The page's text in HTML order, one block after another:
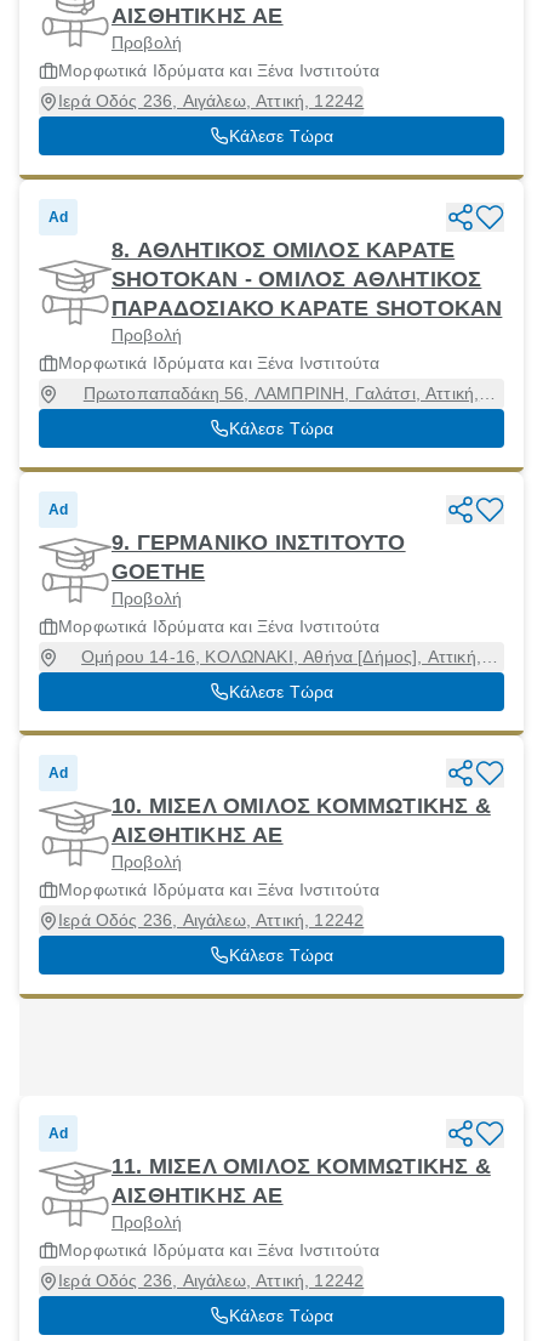
ΑΙΣΘΗΤΙΚΗΣ ΑΕ
Προβολή
Μορφωτικά Ιδρύματα και Ξένα Ινστιτούτα
Ιερά Οδός 236, Αιγάλεω, Αττική, 12242
Κάλεσε Τώρα
Ad
8. ΑΘΛΗΤΙΚΟΣ ΟΜΙΛΟΣ ΚΑΡΑΤΕ
SHOTOKAN - ΟΜΙΛΟΣ ΑΘΛΗΤΙΚΟΣ
ΠΑΡΑΔΟΣΙΑΚΟ ΚΑΡΑΤΕ SHOTOKAN
Προβολή
Μορφωτικά Ιδρύματα και Ξένα Ινστιτούτα
Πρωτοπαπαδάκη 56, ΛΑΜΠΡΙΝΗ, Γαλάτσι, Αττική,
11147
Κάλεσε Τώρα
Ad
9. ΓΕΡΜΑΝΙΚΟ ΙΝΣΤΙΤΟΥΤΟ
GOETHE
Προβολή
Μορφωτικά Ιδρύματα και Ξένα Ινστιτούτα
Ομήρου 14-16, ΚΟΛΩΝΑΚΙ, Αθήνα [Δήμος], Αττική,
10672
Κάλεσε Τώρα
Ad
10. ΜΙΣΕΛ ΟΜΙΛΟΣ ΚΟΜΜΩΤΙΚΗΣ &
ΑΙΣΘΗΤΙΚΗΣ ΑΕ
Προβολή
Μορφωτικά Ιδρύματα και Ξένα Ινστιτούτα
Ιερά Οδός 236, Αιγάλεω, Αττική, 12242
Κάλεσε Τώρα
Ad
11. ΜΙΣΕΛ ΟΜΙΛΟΣ ΚΟΜΜΩΤΙΚΗΣ &
ΑΙΣΘΗΤΙΚΗΣ ΑΕ
Προβολή
Μορφωτικά Ιδρύματα και Ξένα Ινστιτούτα
Ιερά Οδός 236, Αιγάλεω, Αττική, 12242
Κάλεσε Τώρα